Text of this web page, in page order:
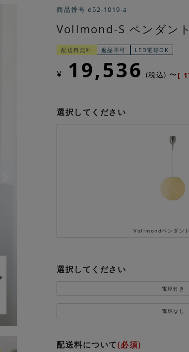
商品番号 d52-1019-a
Vollmond-S ペンダン
配送料無料 返品不可 LED電球OK
¥ 19,536 税込 〜 [
選択してください
Vollmondペンダン
選択してください
電球付き
電球なし
配送料について(必須)